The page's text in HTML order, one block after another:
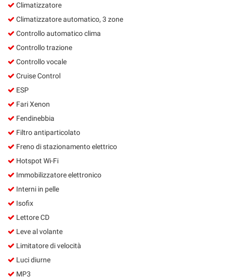
Climatizzatore
Climatizzatore automatico, 3 zone
Controllo automatico clima
Controllo trazione
Controllo vocale
Cruise Control
ESP
Fari Xenon
Fendinebbia
Filtro antiparticolato
Freno di stazionamento elettrico
Hotspot Wi-Fi
Immobilizzatore elettronico
Interni in pelle
Isofix
Lettore CD
Leve al volante
Limitatore di velocità
Luci diurne
MP3